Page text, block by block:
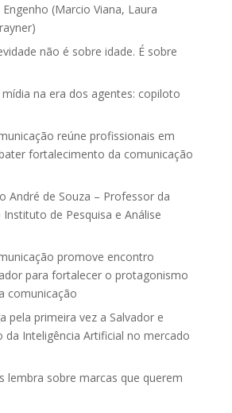
(Marcio Viana, Laura
não é sobre idade. É sobre
na era dos agentes: copiloto
reúne profissionais em
fortalecimento da comunicação
André de Souza – Professor da
de Pesquisa e Análise
promove encontro
para fortalecer o protagonismo
comunicação
pela primeira vez a Salvador e
da Inteligência Artificial no mercado
lembra sobre marcas que querem